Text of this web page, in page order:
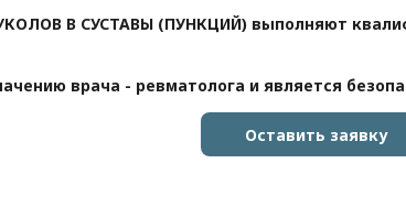
В СУСТАВЫ (ПУНКЦИЙ) выполняют
врача - ревматолога и является
Оставить заявку